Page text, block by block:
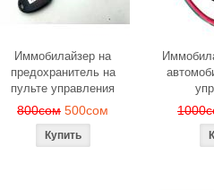
Иммобилайзер на
предохранитель на
пульте управления
800сом 500сом